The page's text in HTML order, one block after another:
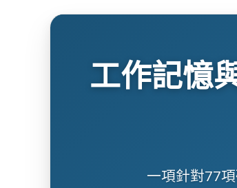
工作記憶
一項針對77